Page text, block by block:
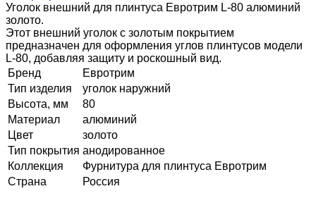
Уголок внешний для плинтуса Евротрим L-80 алюминий
золото.
Этот внешний уголок с золотым покрытием
предназначен для оформления углов плинтусов модели
L-80, добавляя защиту и роскошный вид.
Бренд
Евротрим
Тип изделия
уголок наружний
Высота, мм
80
Материал
алюминий
Цвет
золото
Тип покрытия анодированное
Коллекция
Фурнитура для плинтуса Евротрим
Страна
Россия